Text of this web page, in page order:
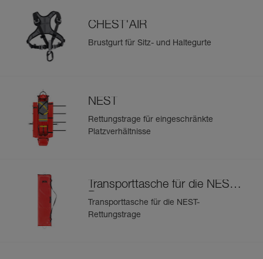
CHEST'AIR
Brustgurt für Sitz- und Haltegurte
NEST
Rettungstrage für eingeschränkte
Platzverhältnisse
Transporttasche für die NEST-
Rettungstrage
Transporttasche für die NEST-
Rettungstrage